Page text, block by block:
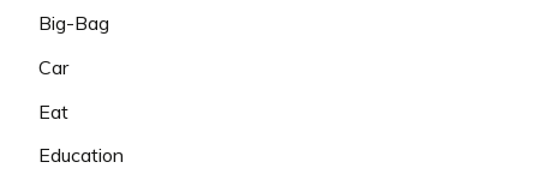
Big-Bag
Car
Eat
Education